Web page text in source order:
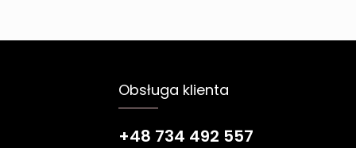
Obsługa klienta
+48 734 492 557